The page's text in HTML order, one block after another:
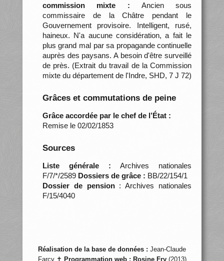
commission mixte : Ancien sous
commissaire de la Châtre pendant le
Gouvernement provisoire. Intelligent, rusé,
haineux. N'a aucune considération, a fait le
plus grand mal par sa propagande continuelle
auprès des paysans. A besoin d'être surveillé
de près. (Extrait du travail de la Commission
mixte du département de l'Indre, SHD, 7 J 72)
Grâces et commutations de peine
Grâce accordée par le chef de l’État :
Remise le 02/02/1853
Sources
Liste générale : Archives nationales
F/7/*/2589 Dossiers de grâce : BB/22/154/1
Dossier de pension: Archives nationales
F/15/4040
Réalisation de la base de données : Jean-Claude
Farcy ✝ Programmation web : Rosine Fry(2013)